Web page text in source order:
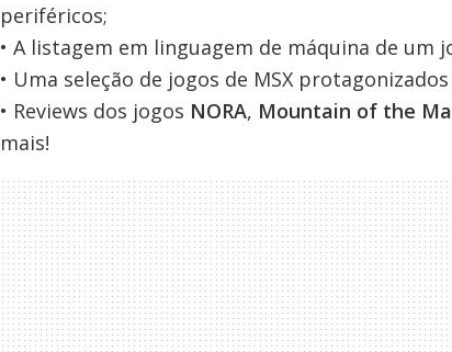
periféricos;
• A listagem em linguagem de máquina de um
• Uma seleção de jogos de MSX
• Reviews dos jogos NORA, Mountain of the
mais!